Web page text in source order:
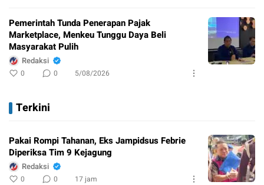
Pemerintah Tunda Penerapan Pajak
Marketplace, Menkeu Tunggu Daya Beli
Masyarakat Pulih
Redaksi
0 0 5/08/2026
Terkini
Pakai Rompi Tahanan, Eks Jampidsus Febrie
Diperiksa Tim 9 Kejagung
Redaksi
0 0 17 jam